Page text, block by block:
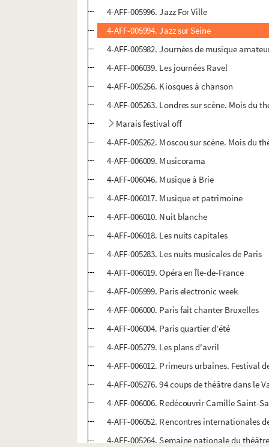
4-AFF-005996. Jazz For Ville
4-AFF-005994. Jazz sur Seine
4-AFF-005982. Journées de musique
4-AFF-006039. Les journées Ravel
4-AFF-005256. Kiosques à chanson
4-AFF-005263. Londres sur scène. Mois
Marais festival off
4-AFF-005262. Moscou sur scène. Mois du
4-AFF-006009. Musicorama
4-AFF-006046. Musique à Brie
4-AFF-006017. Musique et patrimoine
4-AFF-006010. Nuit blanche
4-AFF-006018. Les nuits capitales
4-AFF-005283. Les nuits musicales de Paris
4-AFF-006019. Opéra en Île-de-France
4-AFF-005999. Paris electronic week
4-AFF-006000. Paris fait chanter Bruxelles
4-AFF-006004. Paris quartier d'été
4-AFF-005279. Les plans d'avril
4-AFF-006012. Primeurs urbaines. Festival
4-AFF-005276. 94 coups de théâtre dans le
4-AFF-006006. Redécouvrir Camille Saint-
4-AFF-006052. Rencontres internationales
4-AFF-005264. Semaine nationale du